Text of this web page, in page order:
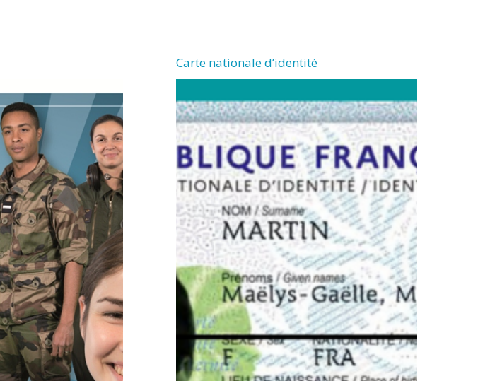
Carte nationale d’identité